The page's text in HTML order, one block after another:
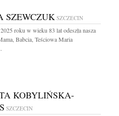
SZEWCZUK SZCZECIN
roku w wieku 83 lat odeszła nasza
Babcia, Teściowa Maria
KOBYLIŃSKA-
SZCZECIN